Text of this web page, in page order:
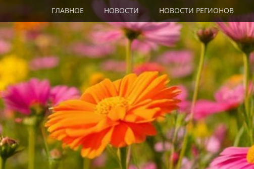
content
Primary Menu
ГЛАВНОЕ НОВОСТИ НОВОСТИ РЕГИОНОВ